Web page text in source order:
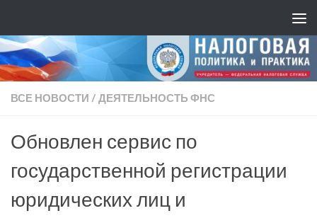
ВСЕ НОВОСТИ/ДЕЯТЕЛЬНОСТЬ ФНС
Обновлен сервис по
государственной регистрации
юридических лиц и